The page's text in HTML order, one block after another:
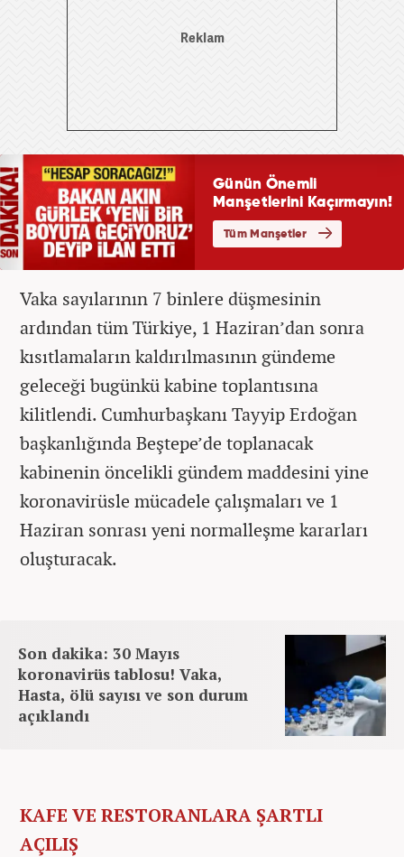
Vaka sayılarının 7 binlere düşmesinin
ardından tüm Türkiye, 1 Haziran’dan sonra
kısıtlamaların kaldırılmasının gündeme
geleceği bugünkü kabine toplantısına
kilitlendi. Cumhurbaşkanı Tayyip Erdoğan
başkanlığında Beştepe’de toplanacak
kabinenin öncelikli gündem maddesini yine
koronavirüsle mücadele çalışmaları ve 1
Haziran sonrası yeni normalleşme kararları
oluşturacak.
Son dakika: 30 Mayıs
koronavirüs tablosu! Vaka,
Hasta, ölü sayısı ve son durum
açıklandı
KAFE VE RESTORANLARA ŞARTLI
AÇILIŞ